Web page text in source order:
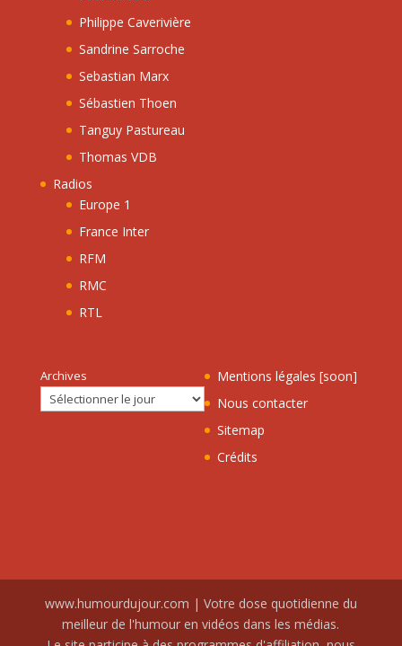
Philippe Caverivière
Sandrine Sarroche
Sebastian Marx
Sébastien Thoen
Tanguy Pastureau
Thomas VDB
Radios
Europe 1
France Inter
RFM
RMC
RTL
Archives
Mentions légales [soon]
Nous contacter
Sitemap
Crédits
www.humourdujour.com | Votre dose quotidienne du
meilleur de l'humour en vidéos dans les médias.